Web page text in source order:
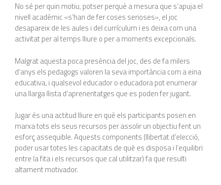
No sé per quin motiu, potser perquè a mesura que s’apuja el
nivell acadèmic «s’han de fer coses serioses», el joc
desapareix de les aules i del currículum i es deixa com una
activitat per al temps lliure o per a moments excepcionals.
Malgrat aquesta poca presència del joc, des de fa milers
d’anys els pedagogs valoren la seva importància com a eina
educativa, i qualsevol educador o educadora pot enumerar
una llarga llista d’aprenentatges que es poden fer jugant.
Jugar és una actitud lliure en què els participants posen en
marxa tots els seus recursos per assolir un objectiu fent un
esforç assequible. Aquests components (llibertat d’elecció,
poder usar totes les capacitats de què es disposa i l’equilibri
entre la fita i els recursos que cal utilitzar) fa que resulti
altament motivador.